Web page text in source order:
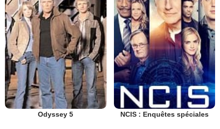
Odyssey 5 NCIS : Enquêtes spéciales